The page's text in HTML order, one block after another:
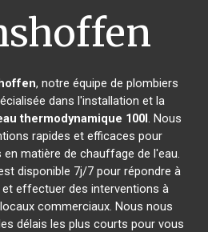
, notre équipe de plombiers
dans l'installation et la
thermodynamique 100l. Nous
rapides et efficaces pour
matière de chauffage de l'eau.
disponible 7j/7 pour répondre à
effectuer des interventions à
commerciaux. Nous nous
délais les plus courts pour vous